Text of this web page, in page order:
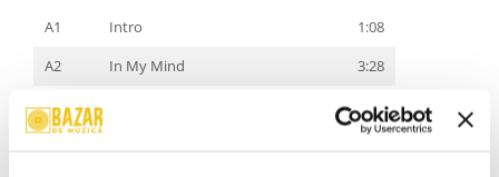
A1 Intro
1:08
A2
In My Mind
3:28
A3
6:01